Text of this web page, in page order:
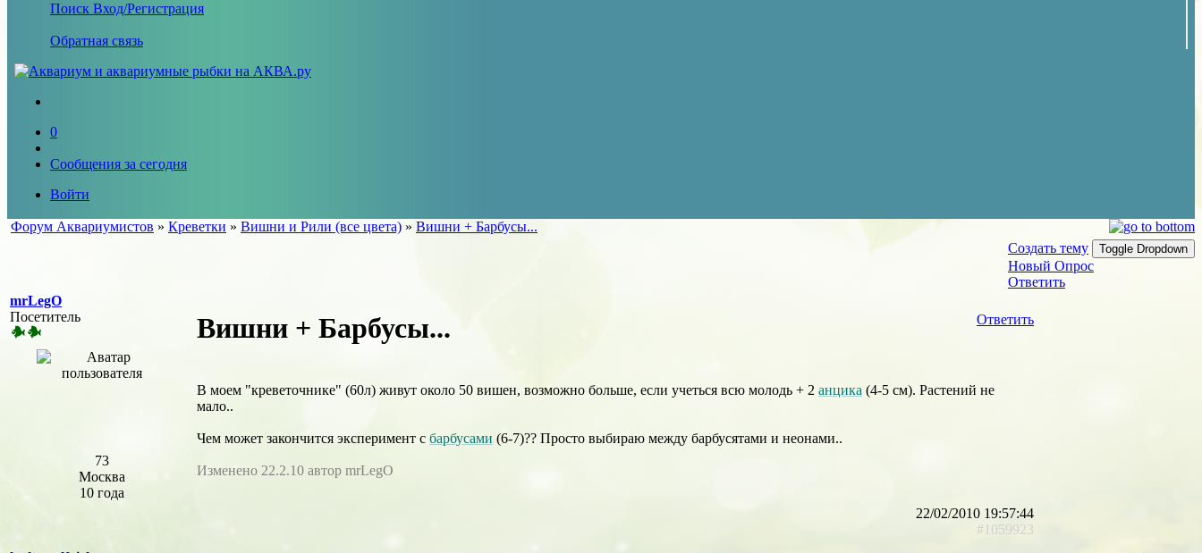
Поиск Вход/Регистрация
Обратная связь
0
Сообщения за сегодня
Войти
Форум Аквариумистов » Креветки » Вишни и Рили (все цвета) » Вишни + Барбусы...
Создать тему
Toggle Dropdown
Новый Опрос
Ответить
mrLegO
Посетитель
73
Москва
10 года
Ответить
Вишни + Барбусы...
В моем "креветочнике" (60л) живут около 50 вишен, возможно больше, если учеться всю молодь + 2 анцика (4-5 см). Растений не
мало..
Чем может закончится эксперимент с барбусами (6-7)?? Просто выбираю между барбусятами и неонами..
Изменено 22.2.10 автор mrLegO
22/02/2010 19:57:44
#1059923